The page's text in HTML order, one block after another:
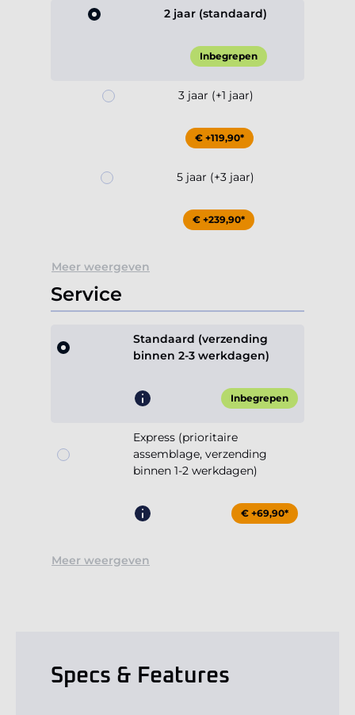
2 jaar (standaard)
Inbegrepen
3 jaar (+1 jaar)
€ +119,90*
5 jaar (+3 jaar)
€ +239,90*
Meer weergeven
Service
Standaard (verzending
binnen 2-3 werkdagen)
Inbegrepen
Express (prioritaire
assemblage, verzending
binnen 1-2 werkdagen)
€ +69,90*
Meer weergeven
Specs & Features